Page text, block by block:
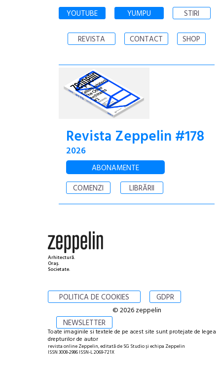
YOUTUBE YUMPU STIRI
REVISTA CONTACT SHOP
Revista Zeppelin #178
2026
ABONAMENTE
COMENZI
LIBRĂRII
Arhitectură.
Oraș.
Societate.
POLITICA DE COOKIES GDPR
NEWSLETTER
© 2026 zeppelin
Toate imaginile si textele de pe acest site sunt protejate de legea
drepturilor de autor
revista online Zeppelin, editată de SG Studio și echipa Zeppelin
ISSN 3008-2986 ISSN-L 2069-721X